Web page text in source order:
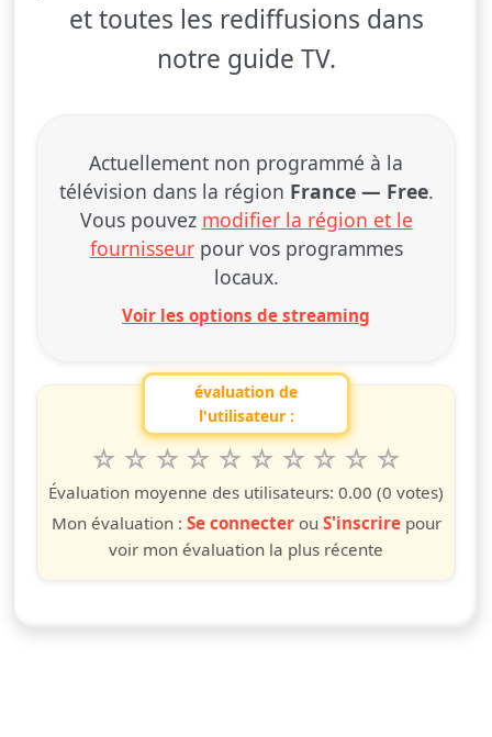
et toutes les rediffusions dans
notre guide TV.
Actuellement non programmé à la
télévision dans la région France — Free.
Vous pouvez modifier la région et le
fournisseurpour vos programmes
locaux.
Voir les options de streaming
évaluation de
l'utilisateur :
questo spettacolo da 1 a 10 étoiles
10
étoiles
9
étoiles
8
étoiles
7
étoiles
6
étoiles
5
étoiles
4
étoiles
3
étoiles
2
étoiles
étoile
Évaluation moyenne des utilisateurs: 0.00 (0 votes)
Mon évaluation : Se connecterou S'inscrirepour
voir mon évaluation la plus récente